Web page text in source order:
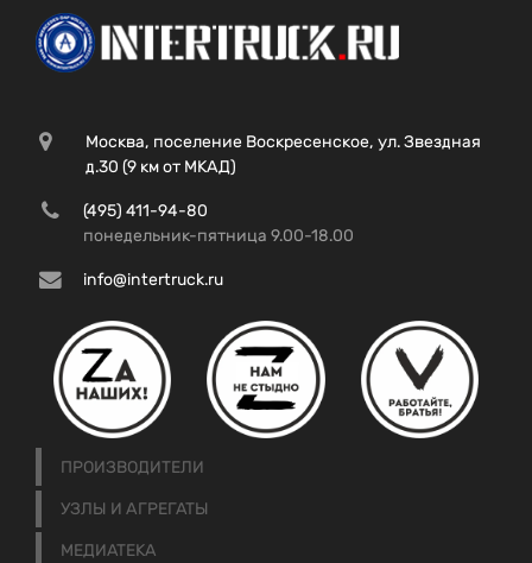
Москва, поселение Воскресенское, ул. Звездная
д.30 (9 км от МКАД)
(495) 411-94-80
понедельник-пятница 9.00-18.00
info@intertruck.ru
ПРОИЗВОДИТЕЛИ
УЗЛЫ И АГРЕГАТЫ
МЕДИАТЕКА